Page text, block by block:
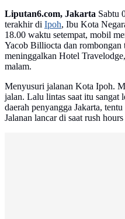
Liputan6.com, Jakarta Sabtu
terakhir di Ipoh, Ibu Kota
18.00 waktu setempat, mobil
Yacob Billiocta dan
meninggalkan Hotel
malam.
Menyusuri jalanan Kota Ipoh.
jalan. Lalu lintas saat itu
daerah penyangga Jakarta,
Jalanan lancar di saat rush